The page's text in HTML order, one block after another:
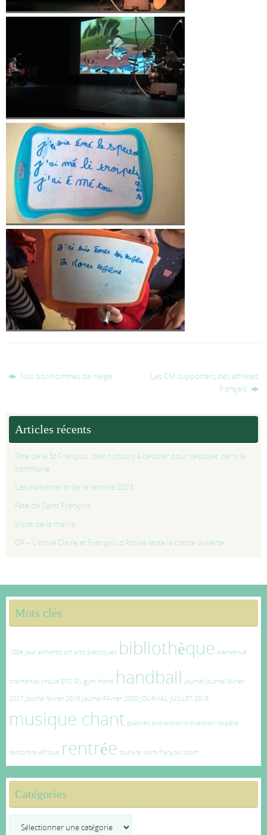
Nos bonhommes de neige
Les CM supporters des athlètes
français
Articles récents
Fête de la St François : des nichoirs à décorer pour déposer dans la
commune
Les événements de la rentrée 2023
Fête de Saint François
Visite de la mairie
OF – L’école Claire et François d’Assise teste la classe ouverte
Mots clés
100e jour aliments art arts plastiques bibliothèque bienvenue
chantemai cirque EPS GS gym Hand handball Journal Journal février
2017 Journal février 2019 Journal Février 2020 JOURNAL JUILLET 2019
musique chant poèmes prévention prévention routière
rencontre Afrique rentrée routière saint-françois sport
Catégories